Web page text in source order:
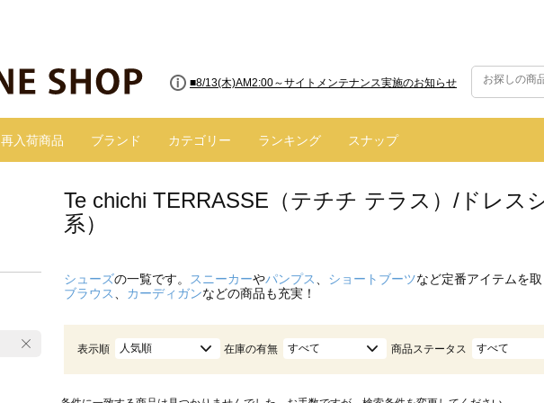
■8/13(木)AM2:00～サイトメンテナンス実施のお知らせ
再入荷商品 ブランド カテゴリー ランキング スナップ
Te chichi TERRASSE（テチチ テラス）/ドレス
系）
シューズの一覧です。 スニーカーやパンプス ショートブーツなど定番アイテムを
ブラウス
カーディガンなどの商品も充実！
表示順 人気順 在庫の有無 すべて 商品ステータス すべて